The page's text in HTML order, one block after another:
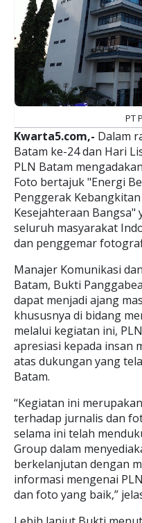
PT
Kwarta5.com,- Dalam
Batam ke-24 dan Hari
PLN Batam
Foto bertajuk "Energi
Penggerak
Kesejahteraan
seluruh masyarakat
dan penggemar
Manajer Komunikasi
Batam, Bukti
dapat menjadi ajang
khususnya di bidang
melalui kegiatan ini,
apresiasi kepada insan
atas dukungan yang
Batam.
“Kegiatan ini
terhadap jurnalis dan
selama ini telah
Group dalam
berkelanjutan dengan
informasi mengenai
dan foto yang baik,”